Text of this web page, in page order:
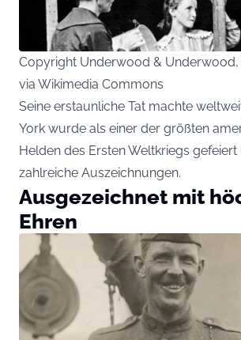
Copyright Underwood &
via Wikimedia Commons
Seine erstaunliche Tat machte
York wurde als einer der größten
Helden des Ersten Weltkriegs
zahlreiche Auszeichnungen.
Ausgezeichnet mit
Ehren